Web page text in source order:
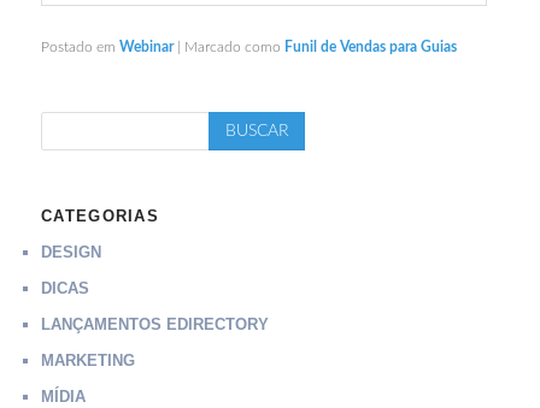
Postado em Webinar Marcado como Funil de Vendas para Guias
CATEGORIAS
DESIGN
DICAS
LANÇAMENTOS EDIRECTORY
MARKETING
MÍDIA